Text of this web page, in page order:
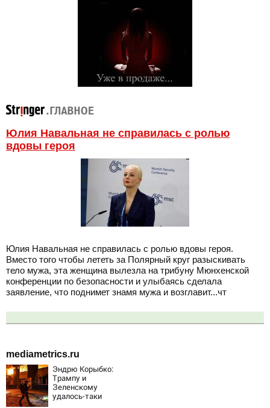
Юлия Навальная не справилась с ролью
вдовы героя
Юлия Навальная не справилась с ролью вдовы героя.
Вместо того чтобы лететь за Полярный круг разыскивать
тело мужа, эта женщина вылезла на трибуну Мюнхенской
конференции по безопасности и улыбаясь сделала
заявление, что поднимет знамя мужа и возглавит...чт
mediametrics.ru
Эндрю Корыбко:
Трампу и
Зеленскому
удалось-таки